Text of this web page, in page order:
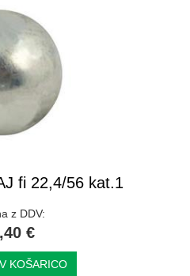
fi 22,4/56 kat.1
z DDV:
€
KOŠARICO